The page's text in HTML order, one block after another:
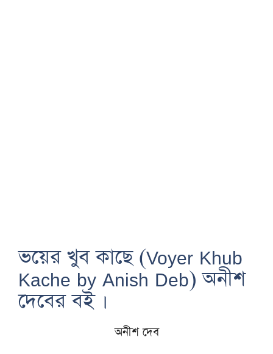
ভয়ের খুব কাছে (Voyer Khub
Kache by Anish Deb) অনীশ
দেবের বই ।
অনীশ দেব